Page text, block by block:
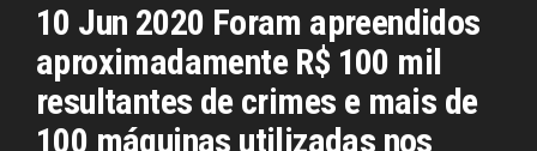
10 Jun 2020 Foram apreendidos
aproximadamente R$ 100 mil
resultantes de crimes e mais de
100 máquinas utilizadas nos